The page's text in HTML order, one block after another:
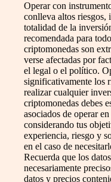
Operar con
conlleva altos riesgos,
totalidad de la
recomendada para
criptomonedas son
verse afectadas por
el legal o el político.
significativamente los
realizar cualquier
criptomonedas debes
asociados de operar
considerando tus
experiencia, riesgo y
en el caso de
Recuerda que los
necesariamente
datos y precios